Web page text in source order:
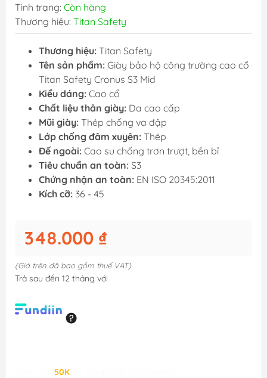
Tình trạng: Còn hàng
Thương hiệu: Titan Safety
Thương hiệu: Titan Safety
Tên sản phẩm: Giày bảo hộ công trường cao cổ
Titan Safety Cronus S3 Mid
Kiểu dáng: Cao cổ
Chất liệu thân giày: Da cao cấp
Mũi giày: Thép chống va đập
Lớp chống đâm xuyên: Thép
Đế ngoài: Cao su chống trơn trượt, bền bỉ
Tiêu chuẩn an toàn: S3
Chứng nhận an toàn: EN ISO 20345:2011
Kích cỡ: 36 - 45
348.000 ₫
(Giá trên đã bao gồm thuế VAT)
Trả sau đến 12 tháng với
50K